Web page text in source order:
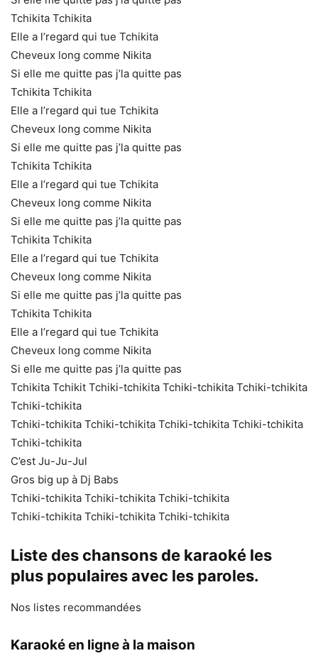
Tchikita Tchikita
Elle a l’regard qui tue Tchikita
Cheveux long comme Nikita
Si elle me quitte pas j’la quitte pas
Tchikita Tchikita
Elle a l’regard qui tue Tchikita
Cheveux long comme Nikita
Si elle me quitte pas j’la quitte pas
Tchikita Tchikita
Elle a l’regard qui tue Tchikita
Cheveux long comme Nikita
Si elle me quitte pas j’la quitte pas
Tchikita Tchikita
Elle a l’regard qui tue Tchikita
Cheveux long comme Nikita
Si elle me quitte pas j’la quitte pas
Tchikita Tchikita
Elle a l’regard qui tue Tchikita
Cheveux long comme Nikita
Si elle me quitte pas j’la quitte pas
Tchikita Tchikit Tchiki-tchikita Tchiki-tchikita Tchiki-tchikita
Tchiki-tchikita
Tchiki-tchikita Tchiki-tchikita Tchiki-tchikita Tchiki-tchikita
Tchiki-tchikita
C’est Ju-Ju-Jul
Gros big up à Dj Babs
Tchiki-tchikita Tchiki-tchikita Tchiki-tchikita
Tchiki-tchikita Tchiki-tchikita Tchiki-tchikita
Liste des chansons de karaoké les
plus populaires avec les paroles.
Nos listes recommandées
Karaoké en ligne à la maison